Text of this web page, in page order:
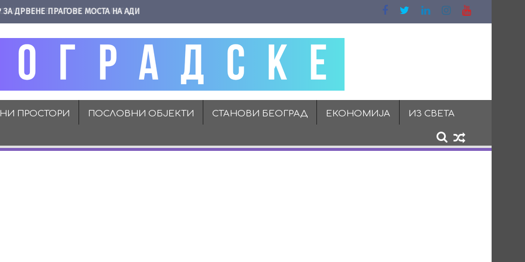
ЗА ДРВЕНЕ ПРАГОВЕ МОСТА НА АДИ
ПРОСТОРИ ПОСЛОВНИ ОБЈЕКТИ СТАНОВИ БЕОГРАД ЕКОНОМИЈА ИЗ СВЕТА